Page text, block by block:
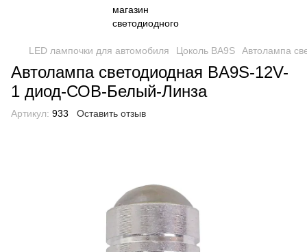
LED лампочки для автомобиля Цоколь BA9S Автолампа
Автолампа светодиодная BA9S-12V-
1 диод-СОВ-Белый-Линза
Артикул: 933 Оставить отзыв